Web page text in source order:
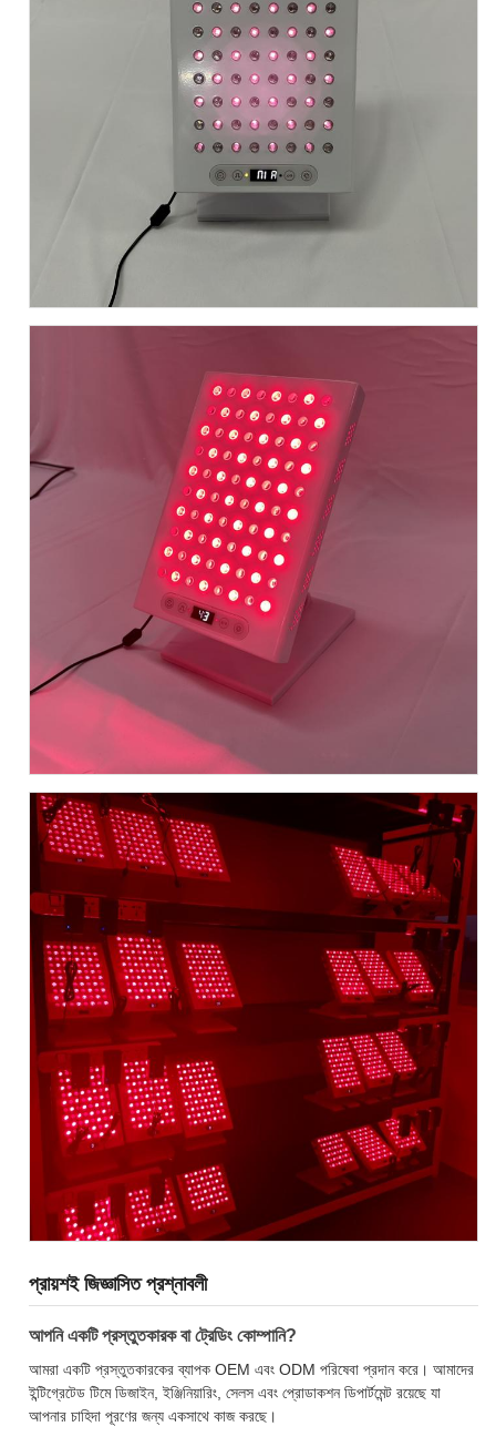
প্রায়শই জিজ্ঞাসিত প্রশ্নাবলী
আপনি একটি প্রস্তুতকারক বা ট্রেডিং কোম্পানি?
আমরা একটি প্রস্তুতকারকের ব্যাপক OEM এবং ODM পরিষেবা প্রদান করে। আমাদের
ইন্টিগ্রেটেড টিমে ডিজাইন, ইঞ্জিনিয়ারিং, সেলস এবং প্রোডাকশন ডিপার্টমেন্ট রয়েছে যা
আপনার চাহিদা পূরণের জন্য একসাথে কাজ করছে।